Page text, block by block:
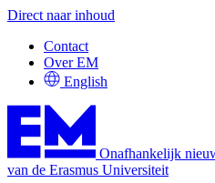
Direct naar inhoud
Contact
Over EM
English
Onafhankelijk
van de Erasmus Universiteit